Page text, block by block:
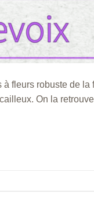
fleurs robuste de
On la